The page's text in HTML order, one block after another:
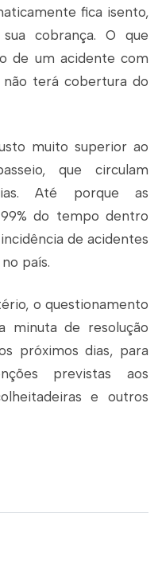
fica isento,
cobrança. O que
de um acidente com
terá cobertura do
muito superior ao
que circulam
Até porque as
do tempo dentro
de acidentes
país.
o questionamento
minuta de resolução
próximos dias, para
previstas aos
e outros